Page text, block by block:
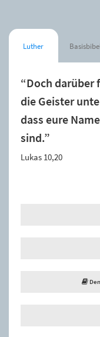
Luther
“Doch darüber
die Geister
dass eure
sind.”
Lukas 10,20